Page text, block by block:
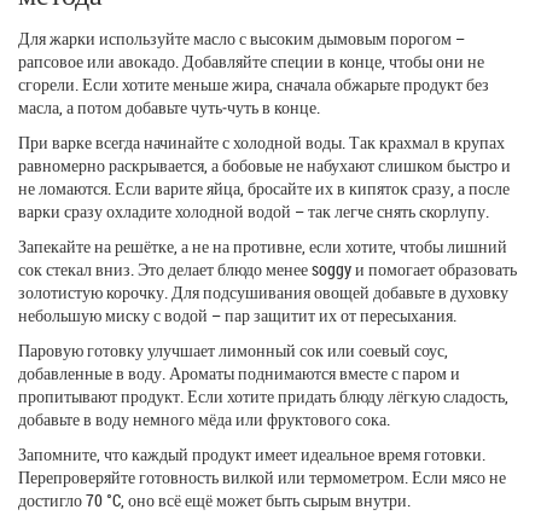
Для жарки используйте масло с высоким дымовым порогом –
рапсовое или авокадо. Добавляйте специи в конце, чтобы они не
сгорели. Если хотите меньше жира, сначала обжарьте продукт без
масла, а потом добавьте чуть‑чуть в конце.
При варке всегда начинайте с холодной воды. Так крахмал в крупах
равномерно раскрывается, а бобовые не набухают слишком быстро и
не ломаются. Если варите яйца, бросайте их в кипяток сразу, а после
варки сразу охладите холодной водой – так легче снять скорлупу.
Запекайте на решётке, а не на противне, если хотите, чтобы лишний
сок стекал вниз. Это делает блюдо менее soggy и помогает образовать
золотистую корочку. Для подсушивания овощей добавьте в духовку
небольшую миску с водой – пар защитит их от пересыхания.
Паровую готовку улучшает лимонный сок или соевый соус,
добавленные в воду. Ароматы поднимаются вместе с паром и
пропитывают продукт. Если хотите придать блюду лёгкую сладость,
добавьте в воду немного мёда или фруктового сока.
Запомните, что каждый продукт имеет идеальное время готовки.
Перепроверяйте готовность вилкой или термометром. Если мясо не
достигло 70 °C, оно всё ещё может быть сырым внутри.